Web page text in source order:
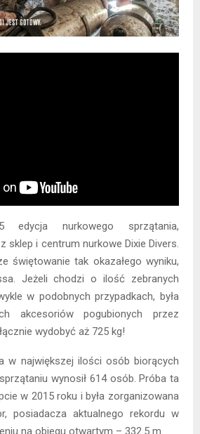
nurkowego sprzątania,
sklep i centrum nurkowe Dixie Divers.
świętowanie tak okazałego wyniku,
Jeżeli chodzi o ilość zebranych
w podobnych przypadkach, była
akcesoriów pogubionych przez
wydobyć aż 725 kg!
w największej ilości osób biorących
wynosił 614 osób. Próba ta
w 2015 roku i była zorganizowana
posiadacza aktualnego rekordu w
na obiegu otwartym – 332.5 m.